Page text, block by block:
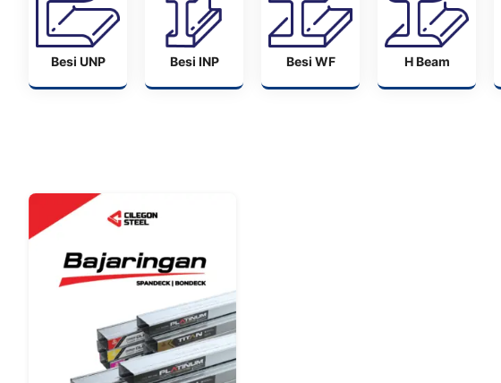
Besi UNP Besi INP Besi WF H Beam